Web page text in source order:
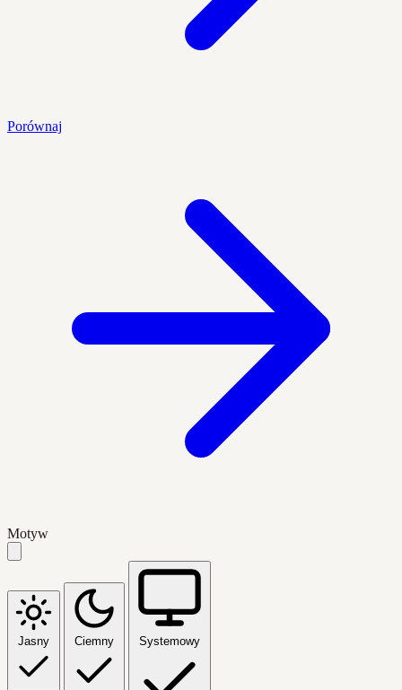
Porównaj
Motyw
Jasny Ciemny Systemowy